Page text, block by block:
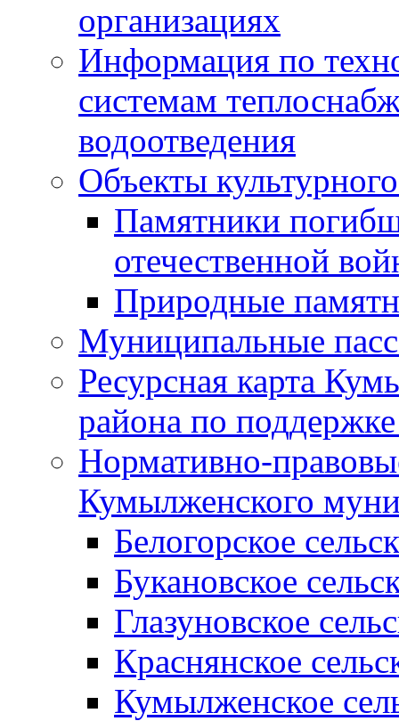
организациях
Информация по
системам
водоотведения
Объекты
Памятники
отечественной
Природные
Муниципальные
Ресурсная карта
района по
Нормативно-
Кумылженского
Белогорское
Букановское
Глазуновское
Краснянское
Кумылженское